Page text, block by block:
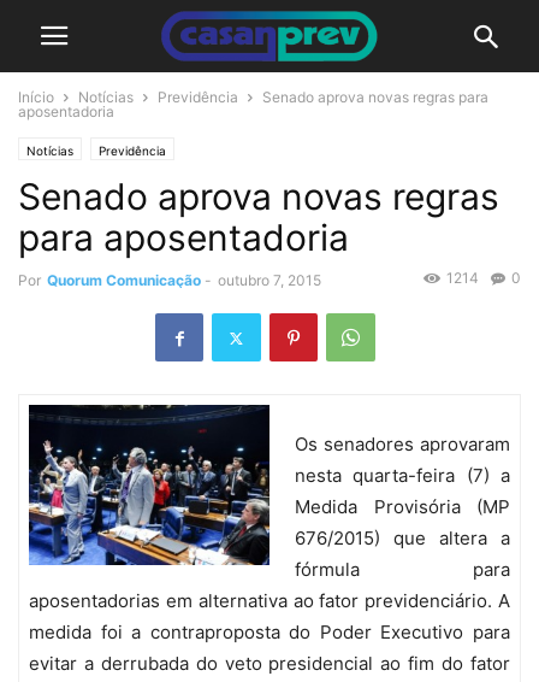
Início Notícias Previdência
Senado aprova novas regras para
aposentadoria
Notícias Previdência
Senado aprova novas regras
para aposentadoria
Por Quorum Comunicação - outubro 7, 2015 0
1214
Os senadores aprovaram
nesta quarta-feira (7) a
Medida Provisória (MP
676/2015) que altera a
fórmula para
aposentadorias em alternativa ao fator previdenciário. A
medida foi a contraproposta do Poder Executivo para
evitar a derrubada do veto presidencial ao fim do fator